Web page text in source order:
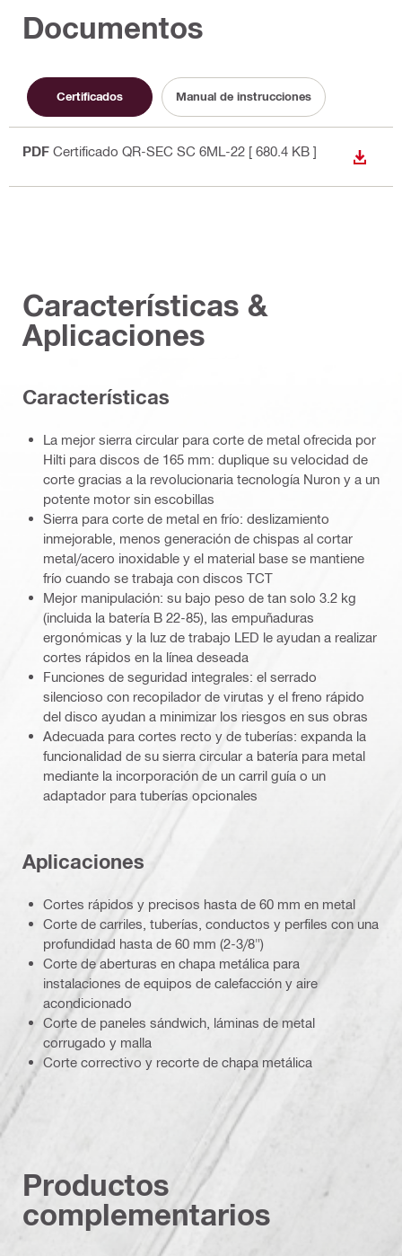
Documentos
Certificados Manual de instrucciones
PDF Certificado QR-SEC SC 6ML-22 [ 680.4 KB ]
Características &
Aplicaciones
Caracterí­sticas
La mejor sierra circular para corte de metal ofrecida por
Hilti para discos de 165 mm: duplique su velocidad de
corte gracias a la revolucionaria tecnología Nuron y a un
potente motor sin escobillas
Sierra para corte de metal en frío: deslizamiento
inmejorable, menos generación de chispas al cortar
metal/acero inoxidable y el material base se mantiene
frío cuando se trabaja con discos TCT
Mejor manipulación: su bajo peso de tan solo 3.2 kg
(incluida la batería B 22-85), las empuñaduras
ergonómicas y la luz de trabajo LED le ayudan a realizar
cortes rápidos en la línea deseada
Funciones de seguridad integrales: el serrado
silencioso con recopilador de virutas y el freno rápido
del disco ayudan a minimizar los riesgos en sus obras
Adecuada para cortes recto y de tuberías: expanda la
funcionalidad de su sierra circular a batería para metal
mediante la incorporación de un carril guía o un
adaptador para tuberías opcionales
Aplicaciones
Cortes rápidos y precisos hasta de 60 mm en metal
Corte de carriles, tuberías, conductos y perfiles con una
profundidad hasta de 60 mm (2-3/8")
Corte de aberturas en chapa metálica para
instalaciones de equipos de calefacción y aire
acondicionado
Corte de paneles sándwich, láminas de metal
corrugado y malla
Corte correctivo y recorte de chapa metálica
Productos
complementarios